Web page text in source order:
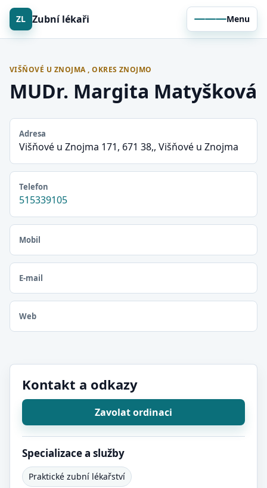
ZL Zubní lékaři Menu
VIŠŇOVÉ U ZNOJMA , OKRES ZNOJMO
MUDr. Margita Matyšková
Adresa
Višňové u Znojma 171, 671 38,, Višňové u Znojma
Telefon
515339105
Mobil
E-mail
Web
Kontakt a odkazy
Zavolat ordinaci
Specializace a služby
Praktické zubní lékařství